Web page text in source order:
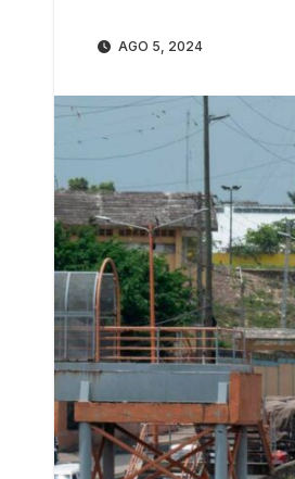
AGO 5, 2024